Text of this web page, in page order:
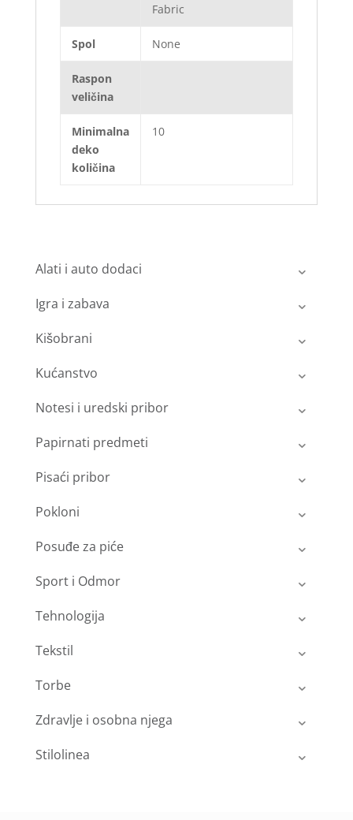
Fabric
Spol None
Raspon
veličina
Minimalna
deko
količina
10
Alati i auto dodaci
Igra i zabava
Kišobrani
Kućanstvo
Notesi i uredski pribor
Papirnati predmeti
Pisaći pribor
Pokloni
Posuđe za piće
Sport i Odmor
Tehnologija
Tekstil
Torbe
Zdravlje i osobna njega
Stilolinea